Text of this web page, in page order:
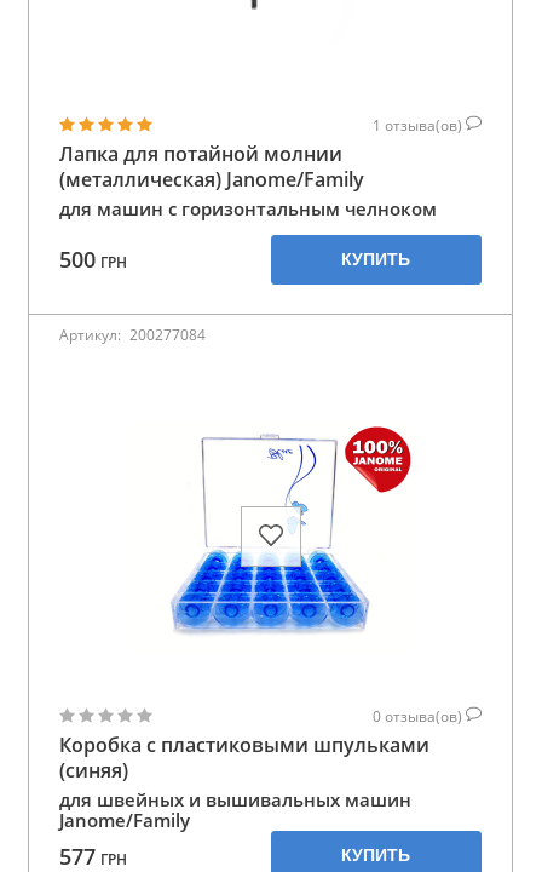
1 отзыва(ов)
Лапка для потайной молнии
(металлическая) Janome/Family
для машин с горизонтальным челноком
500 ГРН КУПИТЬ
Артикул: 200277084
0отзыва(ов)
Коробка с пластиковыми шпульками
(синяя)
для швейных и вышивальных машин
Janome/Family
577 ГРН КУПИТЬ